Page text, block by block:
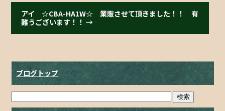
アイ ☆CBA-HA1W☆ 業販させて頂きました！！ 有
難うございます！！→
ブログトップ